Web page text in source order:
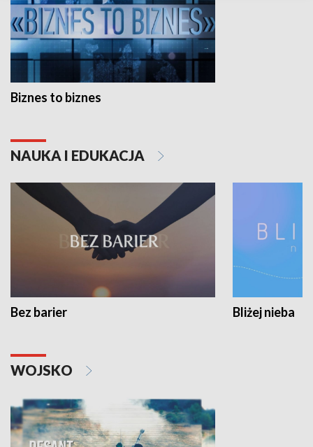
Biznes to biznes
NAUKA I EDUKACJA
Bez barier Bliżej nieba
WOJSKO